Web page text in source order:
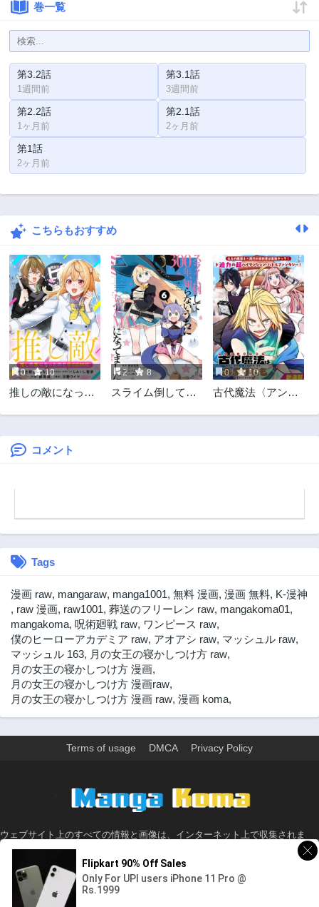
巻一覧
第3.2話
1週間前
第3.1話
3週間前
第2.2話
1ヶ月前
第2.1話
2ヶ月前
第1話
2ヶ月前
こちらもおすすめ
0 10
推しの敵になった
2 8
スライム倒して
になってました
0 10
古代魔法〈アンテ
コメント
Tags
漫画 raw, mangaraw, manga1001, 無料 漫画, 漫画 無料, K-漫神
, raw 漫画, raw1001, 葬送のフリーレン raw, mangakoma01,
mangakoma, 呪術廻戦 raw, ワンピース raw,
僕のヒーローアカデミア raw, アオアシ raw, マッシュル raw,
マッシュル 163, 月の女王の寝かしつけ方 raw,
月の女王の寝かしつけ方 漫画,
月の女王の寝かしつけ方 漫画raw,
月の女王の寝かしつけ方 漫画 raw, 漫画 koma,
Terms of usage DMCA Privacy Policy
ウェブサイト上のすべての情報と画像は、インターネット上で収集されま
す。 このウェブサイトの情報については、所有していないか、責任を負いま
せん。 個人や組織に影響を与える場合は、必要に応じて、すぐに検討して削
除します。